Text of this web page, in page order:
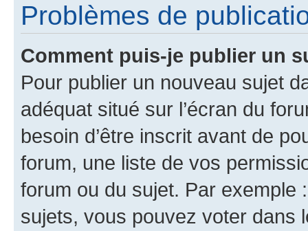
Problèmes de
Comment puis-je publier un
Pour publier un nouveau sujet
adéquat situé sur l’écran du
besoin d’être inscrit avant de
forum, une liste de vos
forum ou du sujet. Par exemple
sujets, vous pouvez voter dans